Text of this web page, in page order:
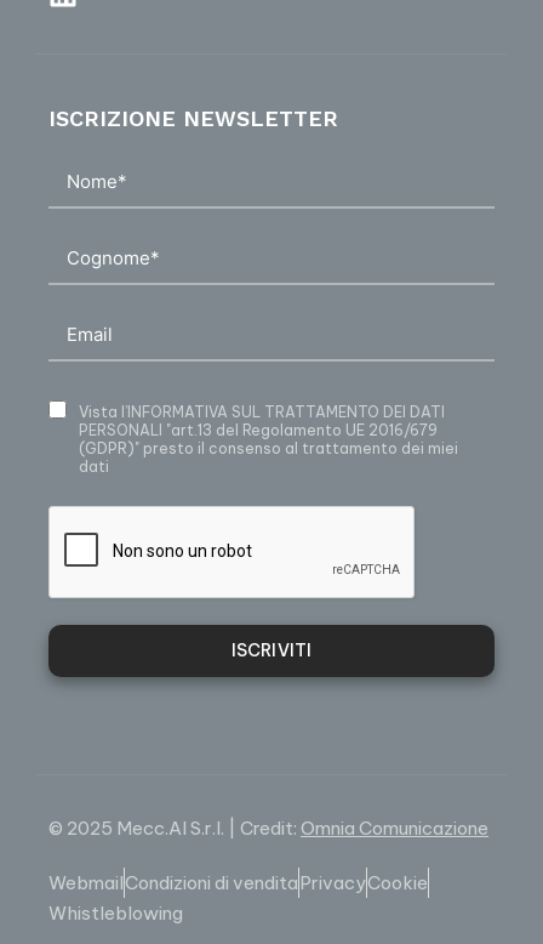
ISCRIZIONE NEWSLETTER
Vista l’INFORMATIVA SUL TRATTAMENTO DEI DATI
PERSONALI
"art.13 del Regolamento UE 2016/679
(GDPR)" presto il consenso al trattamento dei miei
dati
ISCRIVITI
© 2025 Mecc.Al S.r.l. | Credit: Omnia Comunicazione
WebmailCondizioni di venditaPrivacyCookie
Whistleblowing